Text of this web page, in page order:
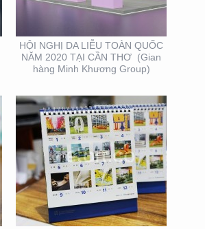
HỘI NGHỊ DA LIỄU TOÀN QUỐC
NĂM 2020 TẠI CẦN THƠ (Gian
hàng Minh Khương Group)
BOOTH TRIỂN LÃM
ACME (HỘI CHỢ VIFA)